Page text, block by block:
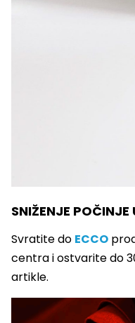
SNIŽENJE
Svratite do ECCO
centra i ostvarite do
artikle.